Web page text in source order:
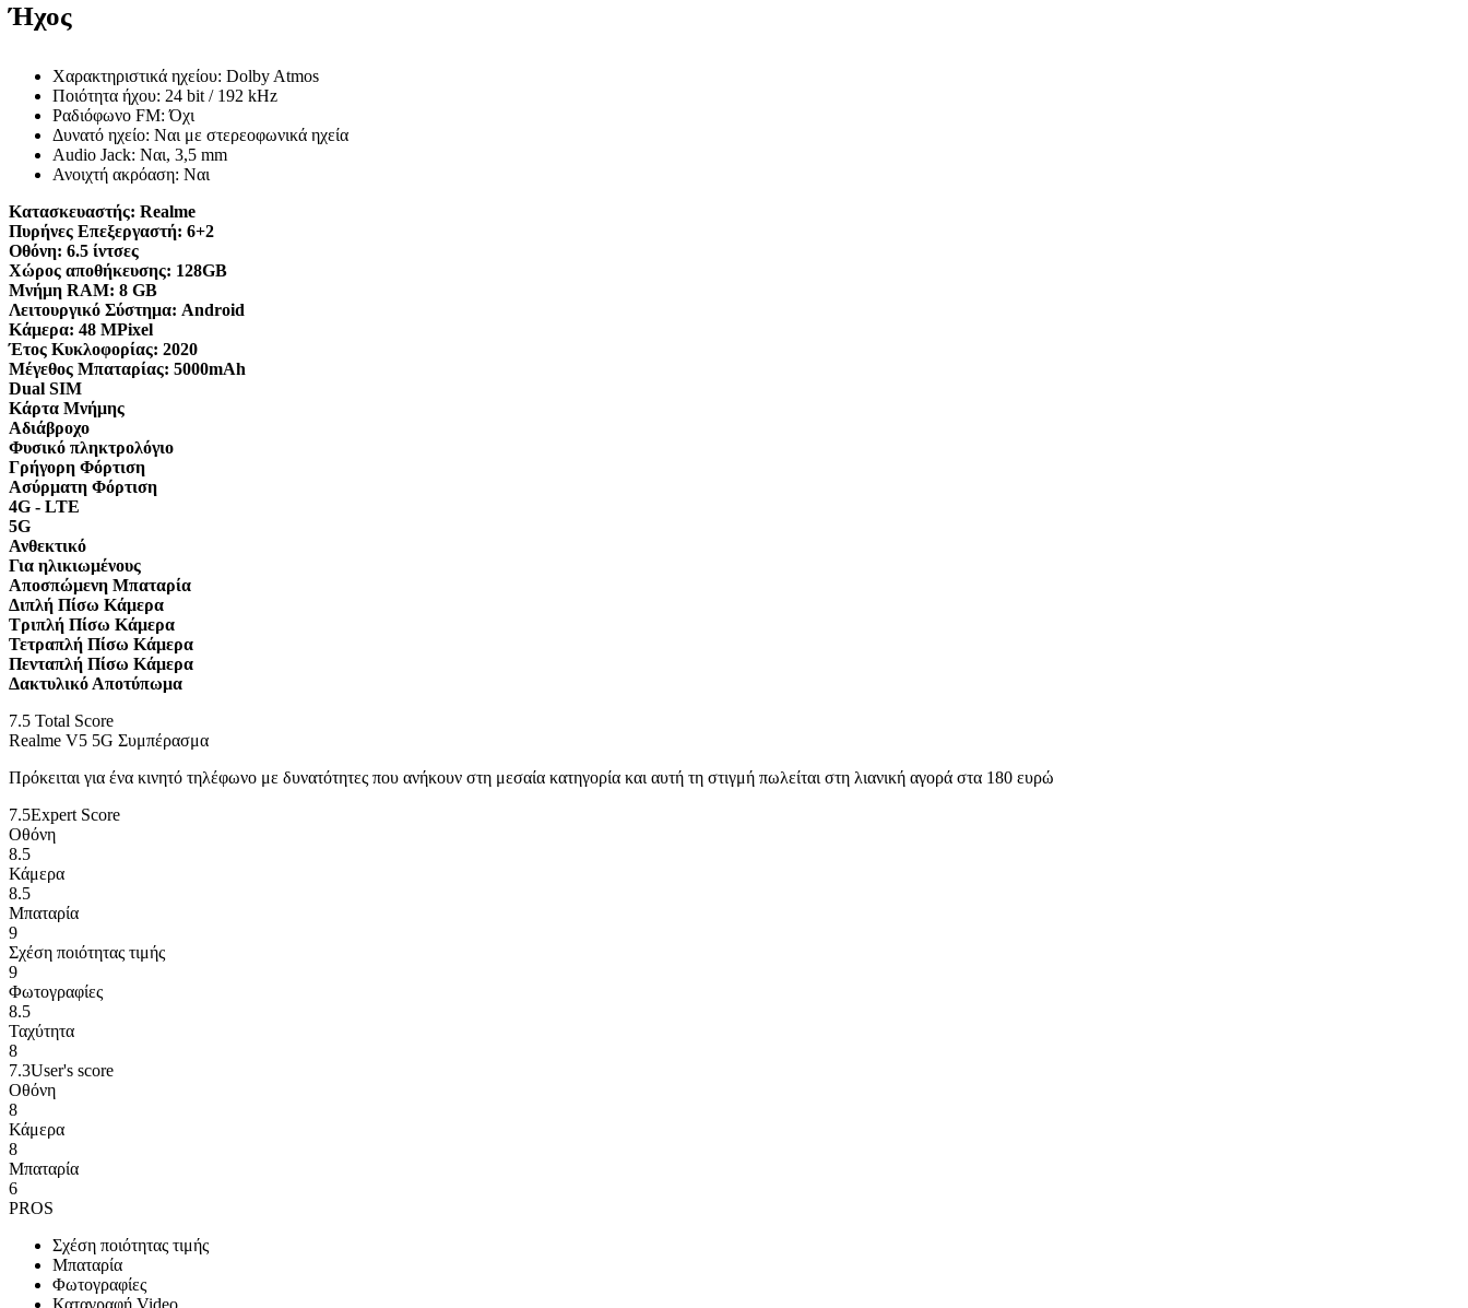
Ήχος
Χαρακτηριστικά ηχείου: Dolby Atmos
Ποιότητα ήχου: 24 bit / 192 kHz
Ραδιόφωνο FM: Όχι
Δυνατό ηχείο: Ναι με στερεοφωνικά ηχεία
Audio Jack: Ναι, 3,5 mm
Ανοιχτή ακρόαση: Ναι
Κατασκευαστής: Realme
Πυρήνες Επεξεργαστή: 6+2
Οθόνη: 6.5 ίντσες
Χώρος αποθήκευσης: 128GB
Μνήμη RAM: 8 GB
Λειτουργικό Σύστημα: Android
Κάμερα: 48 MPixel
Έτος Κυκλοφορίας: 2020
Μέγεθος Μπαταρίας: 5000mAh
Dual SIM
Κάρτα Μνήμης
Αδιάβροχο
Φυσικό πληκτρολόγιο
Γρήγορη Φόρτιση
Ασύρματη Φόρτιση
4G - LTE
5G
Ανθεκτικό
Για ηλικιωμένους
Αποσπώμενη Μπαταρία
Διπλή Πίσω Κάμερα
Τριπλή Πίσω Κάμερα
Τετραπλή Πίσω Κάμερα
Πενταπλή Πίσω Κάμερα
Δακτυλικό Αποτύπωμα
7.5 Total Score
Realme V5 5G Συμπέρασμα
Πρόκειται για ένα κινητό τηλέφωνο με δυνατότητες που ανήκουν στη μεσαία κατηγορία και αυτή τη στιγμή πωλείται στη λιανική αγορά στα 180 ευρώ
7.5Expert Score
Οθόνη
8.5
Κάμερα
8.5
Μπαταρία
9
Σχέση ποιότητας τιμής
9
Φωτογραφίες
8.5
Ταχύτητα
8
7.3User's score
Οθόνη
8
Κάμερα
8
Μπαταρία
6
PROS
Σχέση ποιότητας τιμής
Μπαταρία
Φωτογραφίες
Καταγραφή Video